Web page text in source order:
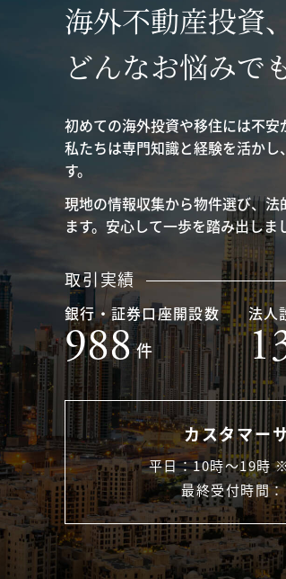
海外不動産投資
どんなお悩みで
初めての海外投資や移住には不安
私たちは専門知識と経験を活か
す。
現地の情報収集から物件選び、
ます。安心して一歩を踏み出しま
取引実績
銀行・証券口座開設数
988件
法人
カスタマー
平日：10時〜19時
最終受付時間